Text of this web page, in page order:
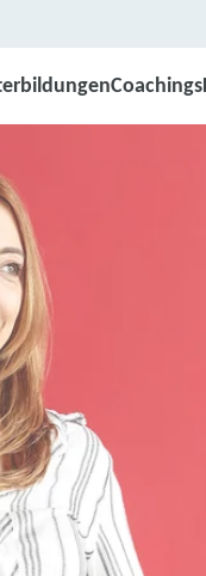
Coachings